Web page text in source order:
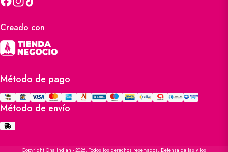
Creado con
Método de pago
Método de envío
Copyright Ona Indian - 2026. Todos los derechos reservados. Defensa de las y los